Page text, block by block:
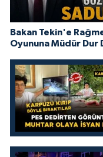
Bakan Tekin'e
Oyununa Müdür Dur